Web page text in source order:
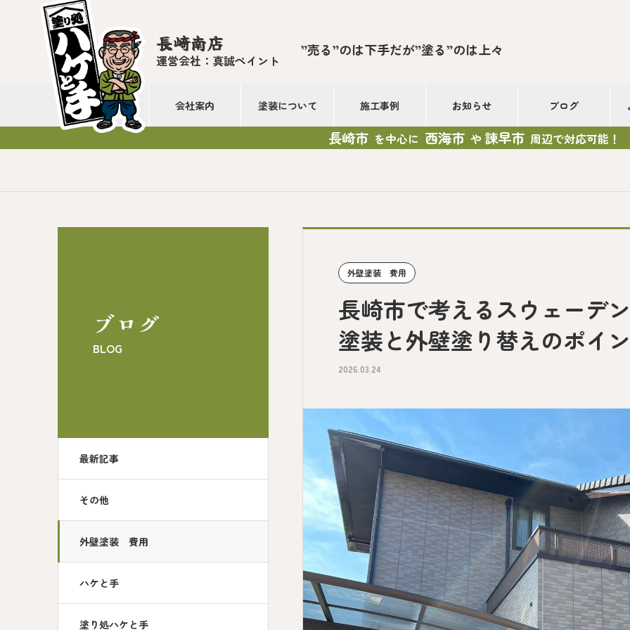
長崎南店
運営会社：真誠ペイント
”売る”のは下手だが”塗る”のは上々
会社案内 塗装について 施工事例 お知らせ ブログ
長崎市 を中心に 西海市 や 諫早市 周辺で対応可能！
ブログ
BLOG
最新記事
その他
外壁塗装 費用
ハケと手
塗り処ハケと手
外壁塗装 費用
長崎市で考えるスウェーデ
塗装と外壁塗り替えのポイ
2026.03.24